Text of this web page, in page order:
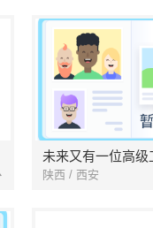
陕西 / 西安